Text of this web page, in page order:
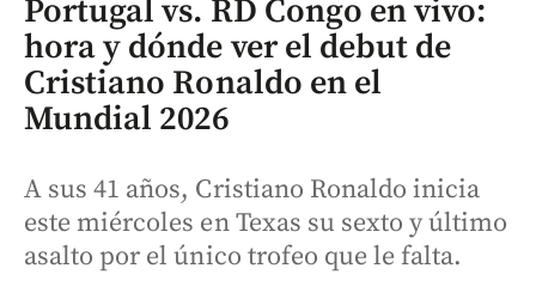
Portugal vs. RD Congo en vivo:
hora y dónde ver el debut de
Cristiano Ronaldo en el
Mundial 2026
A sus 41 años, Cristiano Ronaldo inicia
este miércoles en Texas su sexto y último
asalto por el único trofeo que le falta.